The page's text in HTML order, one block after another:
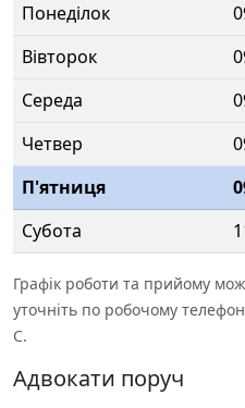
Понеділок
Вівторок
Середа
Четвер
П'ятниця
Субота
Графік роботи та прийому
уточніть по робочому
С.
Адвокати поруч